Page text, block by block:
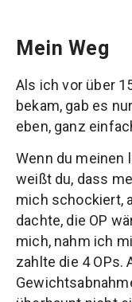
Mein Weg
Als ich vor über
bekam, gab es
eben, ganz
Wenn du meinen
weißt du, dass
mich schockiert,
dachte, die OP
mich, nahm ich
zahlte die 4 OPs.